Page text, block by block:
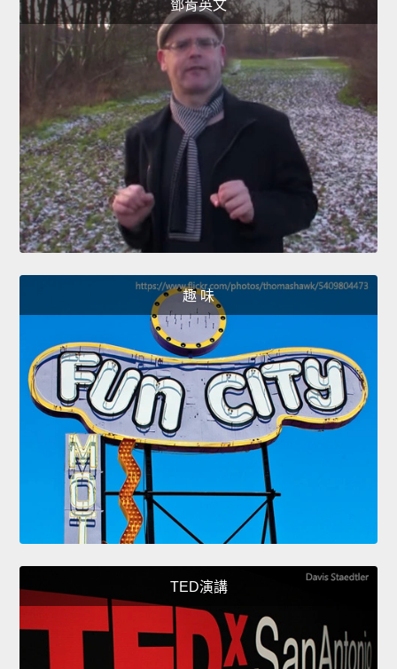
鄧肯英文
趣 味
TED演講